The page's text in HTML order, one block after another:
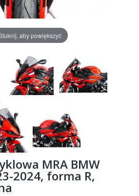
aby powiększyć
MRA BMW
2024, forma R,